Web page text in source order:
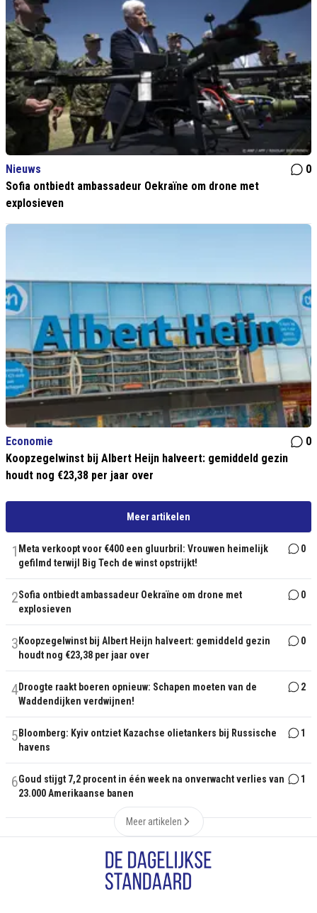
Nieuws
0
Sofia ontbiedt ambassadeur Oekraïne om drone met
explosieven
Economie
0
Koopzegelwinst bij Albert Heijn halveert: gemiddeld gezin
houdt nog €23,38 per jaar over
Meer artikelen
1 Meta verkoopt voor €400 een gluurbril: Vrouwen heimelijk
gefilmd terwijl Big Tech de winst opstrijkt!
0
2Sofia ontbiedt ambassadeur Oekraïne om drone met
explosieven
0
3 Koopzegelwinst bij Albert Heijn halveert: gemiddeld gezin
houdt nog €23,38 per jaar over
0
4Droogte raakt boeren opnieuw: Schapen moeten van de
Waddendijken verdwijnen!
2
5 Bloomberg: Kyiv ontziet Kazachse olietankers bij Russische
havens
1
6Goud stijgt 7,2 procent in één week na onverwacht verlies van
23.000 Amerikaanse banen
1
Meer artikelen